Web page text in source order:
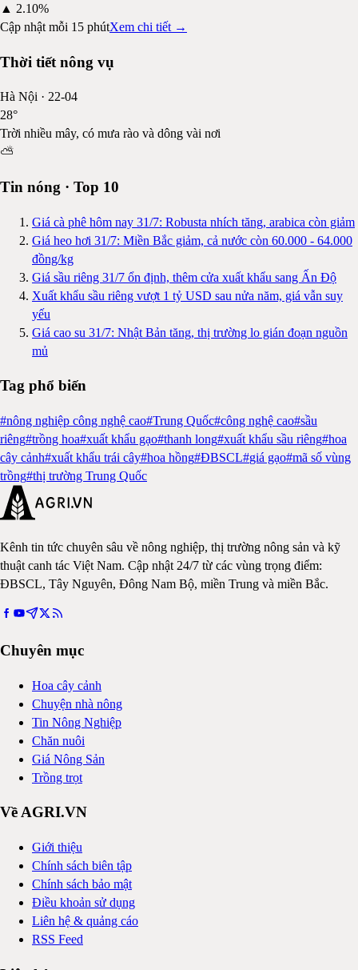
▲ 2.10%
Cập nhật mỗi 15 phútXem chi tiết →
Thời tiết nông vụ
Hà Nội · 22-04
28°
Trời nhiều mây, có mưa rào và dông vài nơi
⛅
Tin nóng · Top 10
Giá cà phê hôm nay 31/7: Robusta nhích tăng, arabica còn giảm
Giá heo hơi 31/7: Miền Bắc giảm, cả nước còn 60.000 - 64.000
đồng/kg
Giá sầu riêng 31/7 ổn định, thêm cửa xuất khẩu sang Ấn Độ
Xuất khẩu sầu riêng vượt 1 tỷ USD sau nửa năm, giá vẫn suy
yếu
Giá cao su 31/7: Nhật Bản tăng, thị trường lo gián đoạn nguồn
mủ
Tag phổ biến
#nông nghiệp công nghệ cao#Trung Quốc#công nghệ cao#sầu
riêng#trồng hoa#xuất khẩu gạo#thanh long#xuất khẩu sầu riêng#hoa
cây cảnh#xuất khẩu trái cây#hoa hồng#ĐBSCL#giá gạo#mã số vùng
trồng#thị trường Trung Quốc
Kênh tin tức chuyên sâu về nông nghiệp, thị trường nông sản và kỹ
thuật canh tác Việt Nam. Cập nhật 24/7 từ các vùng trọng điểm:
ĐBSCL, Tây Nguyên, Đông Nam Bộ, miền Trung và miền Bắc.
Chuyên mục
Hoa cây cảnh
Chuyện nhà nông
Tin Nông Nghiệp
Chăn nuôi
Giá Nông Sản
Trồng trọt
Về AGRI.VN
Giới thiệu
Chính sách biên tập
Chính sách bảo mật
Điều khoản sử dụng
Liên hệ & quảng cáo
RSS Feed